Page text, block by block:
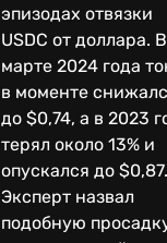
эпизодах отвязки
USDC от доллара. В
марте 2024 года
в моменте
до $0,74, а в 2023
терял около 13% и
опускался до $0,87.
Эксперт назвал
подобную